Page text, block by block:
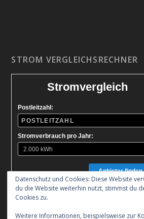
STROM VERGLEICHSRECHNER
Stromvergleich
Postleitzahl:
Stromverbrauch pro Jahr:
Anbieter finden
Datenschutz und Cookies: Diese Website
du die Website weiterhin nutzt, stimmst du
Cookies zu.
Weitere Informationen, beispielsweise zur